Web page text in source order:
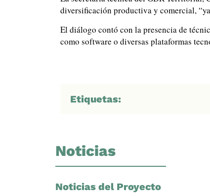
diversificación productiva y comercial,
El diálogo contó con la presencia de
como software o diversas plataformas
Etiquetas:
Noticias
Noticias del Proyecto